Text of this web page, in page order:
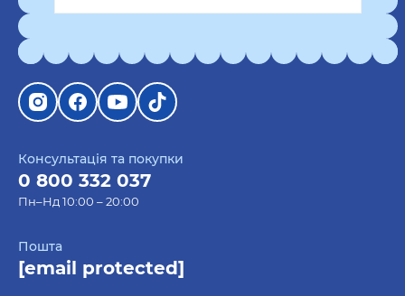
Консультація та покупки
0 800 332 037
Пн–Нд 10:00 – 20:00
Пошта
[email protected]